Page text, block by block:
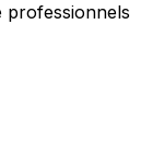
professionnels